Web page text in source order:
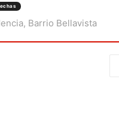
Barrio Bellavista